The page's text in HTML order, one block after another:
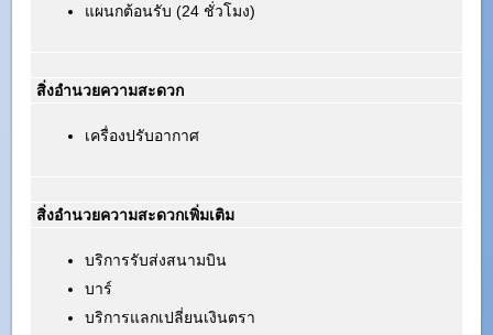
แผนกต้อนรับ (24 ชั่วโมง)
สิ่งอำนวยความสะดวก
เครื่องปรับอากาศ
สิ่งอำนวยความสะดวกเพิ่มเติม
บริการรับส่งสนามบิน
บาร์
บริการแลกเปลี่ยนเงินตรา